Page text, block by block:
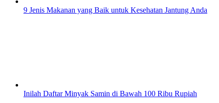
9 Jenis Makanan yang Baik untuk Kesehatan Jantung Anda
Inilah Daftar Minyak Samin di Bawah 100 Ribu Rupiah